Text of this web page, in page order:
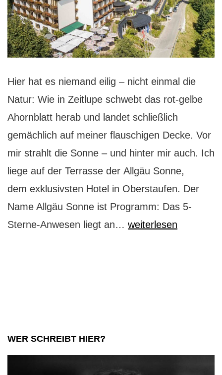
Hier hat es niemand eilig – nicht einmal die
Natur: Wie in Zeitlupe schwebt das rot-gelbe
Ahornblatt herab und landet schließlich
gemächlich auf meiner flauschigen Decke. Vor
mir strahlt die Sonne – und hinter mir auch. Ich
liege auf der Terrasse der Allgäu Sonne,
dem exklusivsten Hotel in Oberstaufen. Der
Name Allgäu Sonne ist Programm: Das 5-
Sterne-Anwesen liegt an… Hotel
weiterlesen
WER SCHREIBT HIER?